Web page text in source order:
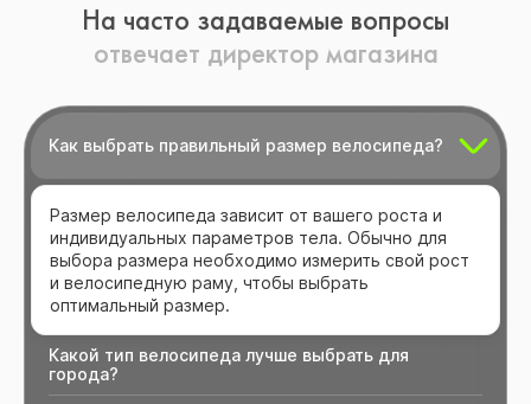
На часто задаваемые вопросы
отвечает директор магазина
Как выбрать правильный размер велосипеда?
Размер велосипеда зависит от вашего роста и
индивидуальных параметров тела. Обычно для
выбора размера необходимо измерить свой рост
и велосипедную раму, чтобы выбрать
оптимальный размер.
Какой тип велосипеда лучше выбрать для
города?